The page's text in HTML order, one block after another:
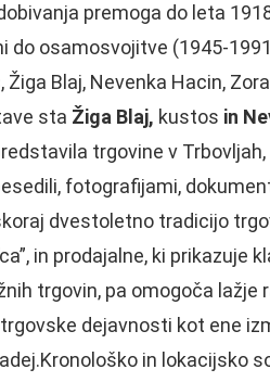
premoga do leta
do osamosvojitve (1945-
Žiga Blaj, Nevenka Hacin,
sta Žiga Blaj, kustos in
trgovine v
fotografijami,
dvestoletno tradicijo
in prodajalne, ki
trgovin, pa omogoča lažje
dejavnosti kot ene
Kronološko in lokacijsko